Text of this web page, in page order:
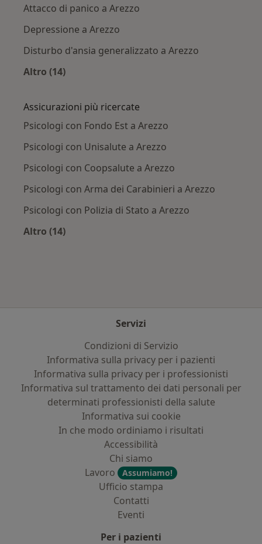
Attacco di panico a Arezzo
Depressione a Arezzo
Disturbo d'ansia generalizzato a Arezzo
Altro (14)
Assicurazioni più ricercate
Psicologi con Fondo Est a Arezzo
Psicologi con Unisalute a Arezzo
Psicologi con Coopsalute a Arezzo
Psicologi con Arma dei Carabinieri a Arezzo
Psicologi con Polizia di Stato a Arezzo
Altro (14)
Servizi
Condizioni di Servizio
Informativa sulla privacy per i pazienti
Informativa sulla privacy per i professionisti
Informativa sul trattamento dei dati personali per
determinati professionisti della salute
Informativa sui cookie
In che modo ordiniamo i risultati
Accessibilità
Chi siamo
Lavoro
Assumiamo!
Ufficio stampa
Contatti
Eventi
Per i pazienti